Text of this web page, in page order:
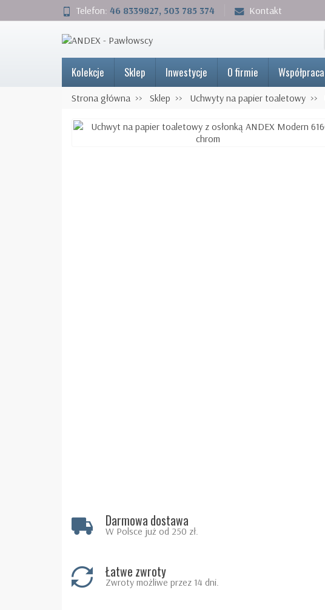
Telefon: 46 8339827, 503 785 374 Kontakt
Kolekcje Sklep Inwestycje O firmie Współpraca
Strona główna Sklep Uchwyty na papier toaletowy
Darmowa dostawa
W Polsce już od 250 zł.
Łatwe zwroty
Zwroty możliwe przez 14 dni.